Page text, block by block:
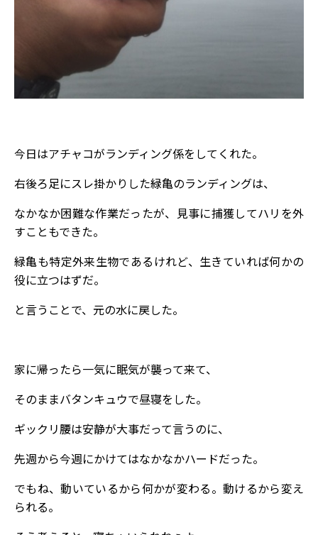
今日はアチャコがランディング係をしてくれた。
右後ろ足にスレ掛かりした緑亀のランディングは、
なかなか困難な作業だったが、見事に捕獲してハリを外
すこともできた。
緑亀も特定外来生物であるけれど、生きていれば何かの
役に立つはずだ。
と言うことで、元の水に戻した。
家に帰ったら一気に眠気が襲って来て、
そのままバタンキュウで昼寝をした。
ギックリ腰は安静が大事だって言うのに、
先週から今週にかけてはなかなかハードだった。
でもね、動いているから何かが変わる。動けるから変え
られる。